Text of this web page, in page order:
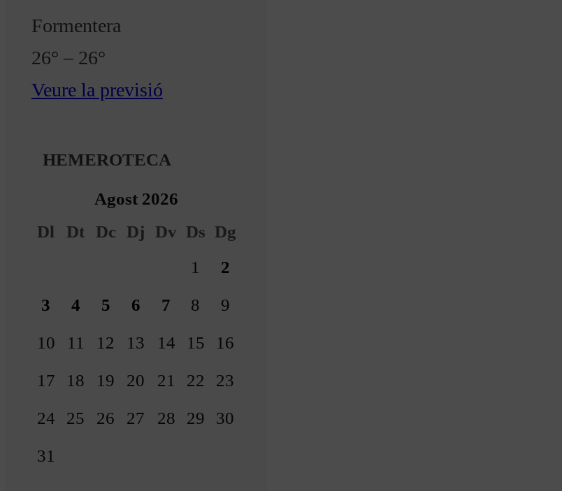
Formentera
26° – 26°
Veure la previsió
HEMEROTECA
Agost 2026
Dl
Dt Dc Dj Dv Ds Dg
1
2
3
4 5 6 7 8
9
10
11 12 13 14 15
16
17
18 19 20 21 22
23
24
25 26 27 28 29
30
31